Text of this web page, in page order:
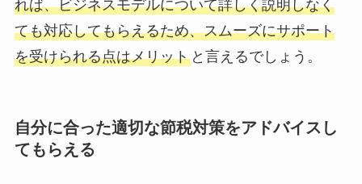
れば、ビジネスモデルについて詳しく説明しなく
ても対応してもらえるため、スムーズにサポート
を受けられる点はメリットと言えるでしょう。
自分に合った適切な節税対策をアドバイスし
てもらえる